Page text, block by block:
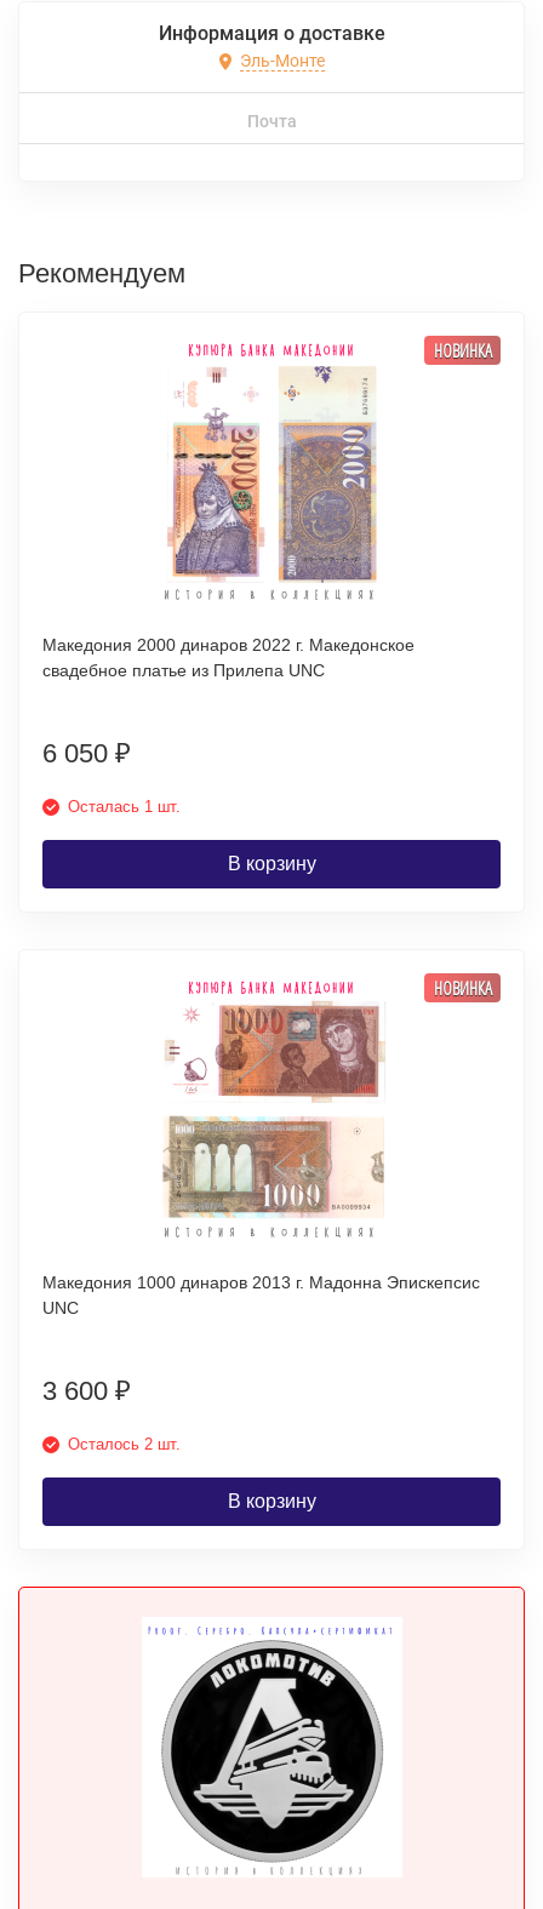
Информация о доставке
Эль-Монте
Почта
Рекомендуем
НОВИНКА
Македония 2000 динаров 2022 г. Македонское
свадебное платье из Прилепа UNC
6 050 ₽
Осталась 1 шт.
В корзину
НОВИНКА
Македония 1000 динаров 2013 г. Мадонна Эпискепсис
UNC
3 600 ₽
Осталось 2 шт.
В корзину